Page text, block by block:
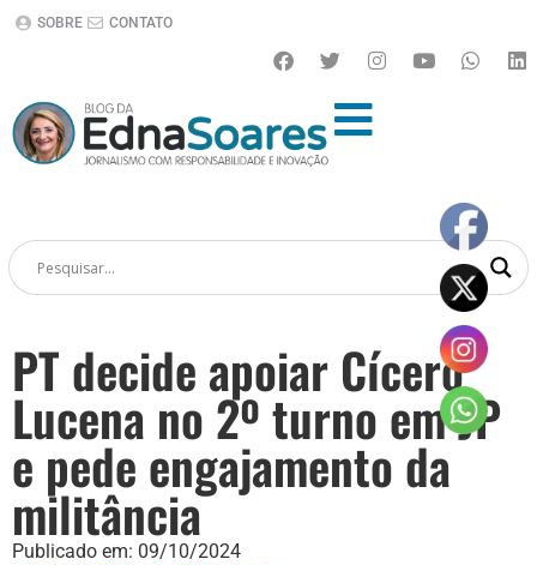
SOBRE CONTATO
PT decide apoiar Cícero
Lucena no 2º turno em JP
e pede engajamento da
militância
Publicado em: 09/10/2024